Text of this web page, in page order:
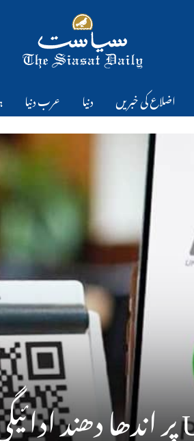
اضلاع کی خبریں دنیا عرب دنیا